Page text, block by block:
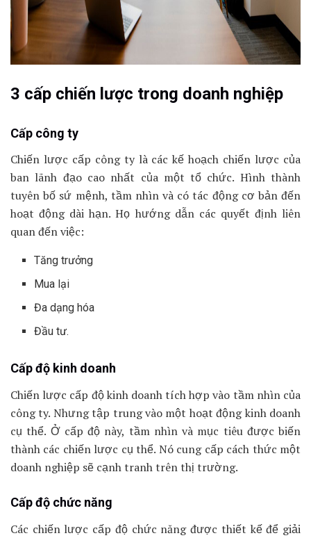
3 cấp chiến lược trong doanh nghiệp
Cấp công ty
Chiến lược cấp công ty là các kế hoạch chiến lược của
ban lãnh đạo cao nhất của một tổ chức. Hình thành
tuyên bố sứ mệnh, tầm nhìn và có tác động cơ bản đến
hoạt động dài hạn. Họ hướng dẫn các quyết định liên
quan đến việc:
Tăng trưởng
Mua lại
Đa dạng hóa
Đầu tư.
Cấp độ kinh doanh
Chiến lược cấp độ kinh doanh tích hợp vào tầm nhìn của
công ty. Nhưng tập trung vào một hoạt động kinh doanh
cụ thể. Ở cấp độ này, tầm nhìn và mục tiêu được biến
thành các chiến lược cụ thể. Nó cung cấp cách thức một
doanh nghiệp sẽ cạnh tranh trên thị trường.
Cấp độ chức năng
Các chiến lược cấp độ chức năng được thiết kế để giải